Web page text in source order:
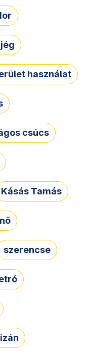
használat
csúcs
Kásás Tamás
szerencse